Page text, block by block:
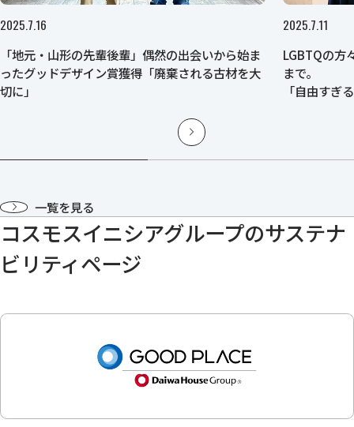
2025.7.16
「地元・山形の先輩後輩」偶然の出会いから始ま
ったグッドデザイン賞獲得「廃棄される古材を大
切に」
2025.7.11
LGBTQの方
まで。
「自由すぎ
一覧を見る
コスモスイニシアグループのサステナ
ビリティページ